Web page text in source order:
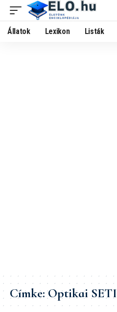
Állatok Lexikon Listák
Címke:Optikai SETI